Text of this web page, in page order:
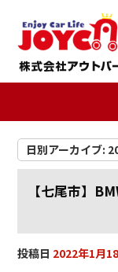
日別アーカイブ:
【七尾市】
投稿日 2022年1月